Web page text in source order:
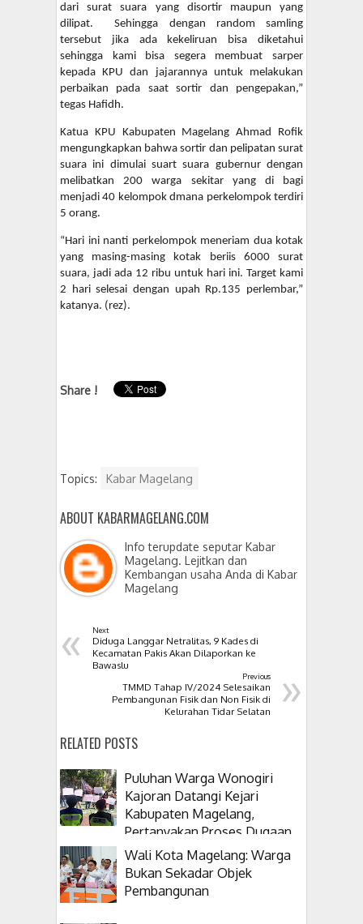
dari surat suara yang disortir maupun yang
dilipat. Sehingga dengan random samling
tersebut jika ada kekeliruan bisa diketahui
sehingga kami bisa segera membuat sarper
kepada KPU dan jajarannya untuk melakukan
perbaikan pada saat sortir dan pengepakan,”
tegas Hafidh.
Katua KPU Kabupaten Magelang Ahmad Rofik
mengungkapkan bahwa sortir dan pelipatan surat
suara ini dimulai suart suara gubernur dengan
melibatkan 200 warga sekitar yang di bagi
menjadi 40 kelompok dmana perkelompok terdiri
5 orang.
“Hari ini nanti perkelompok meneriam dua kotak
yang masing-masing kotak beriis 6000 surat
suara, jadi ada 12 ribu untuk hari ini. Target kami
2 hari selesai dengan upah Rp.135 perlembar,”
katanya. (rez).
Share !
Topics: Kabar Magelang
ABOUT KABARMAGELANG.COM
Info terupdate seputar Kabar
Magelang. Lejitkan dan
Kembangan usaha Anda di Kabar
Magelang
« Next
Diduga Langgar Netralitas, 9 Kades di
Kecamatan Pakis Akan Dilaporkan ke
Bawaslu
»
Previous
TMMD Tahap IV/2024 Selesaikan
Pembangunan Fisik dan Non Fisik di
Kelurahan Tidar Selatan
RELATED POSTS
Puluhan Warga Wonogiri
Kajoran Datangi Kejari
Kabupaten Magelang,
Pertanyakan Proses Dugaan
Korupsi Kepala Desanya
Wali Kota Magelang: Warga
Bukan Sekadar Objek
Pembangunan